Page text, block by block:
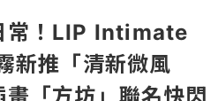
常！LIP Intimate
新推「清新微風